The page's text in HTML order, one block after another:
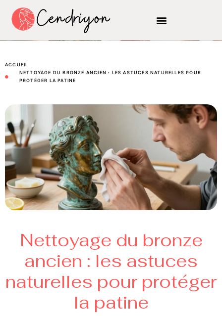
ACCUEIL
NETTOYAGE DU BRONZE ANCIEN : LES ASTUCES NATURELLES POUR
PROTÉGER LA PATINE
Nettoyage du bronze
ancien : les astuces
naturelles pour protéger
la patine